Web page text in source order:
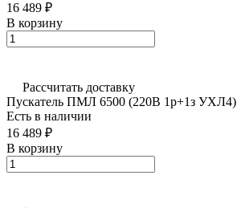
16 489 ₽
В корзину
Рассчитать доставку
Пускатель ПМЛ 6500 (220В 1р+1з УХЛ4)
Есть в наличии
16 489 ₽
В корзину